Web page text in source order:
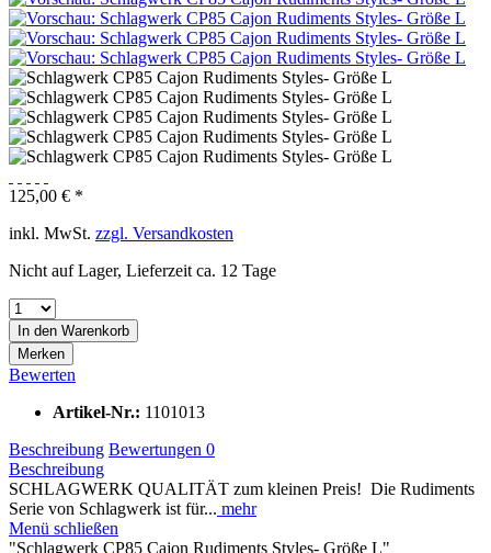
125,00 € *
inkl. MwSt. zzgl. Versandkosten
Nicht auf Lager, Lieferzeit ca. 12 Tage
In den Warenkorb
Merken
Bewerten
Artikel-Nr.: 1101013
Beschreibung Bewertungen 0
Beschreibung
SCHLAGWERK QUALITÄT zum kleinen Preis! Die Rudiments
Serie von Schlagwerk ist für... mehr
Menü schließen
"Schlagwerk CP85 Cajon Rudiments Styles- Größe L"